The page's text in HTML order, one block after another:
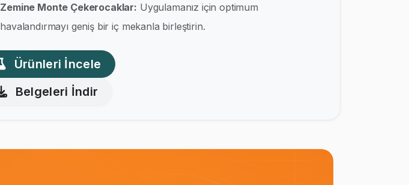
Zemine Monte Çekerocaklar: Uygulamanız için optimum
havalandırmayı geniş bir iç mekanla birleştirin.
Ürünleri İncele
Belgeleri İndir